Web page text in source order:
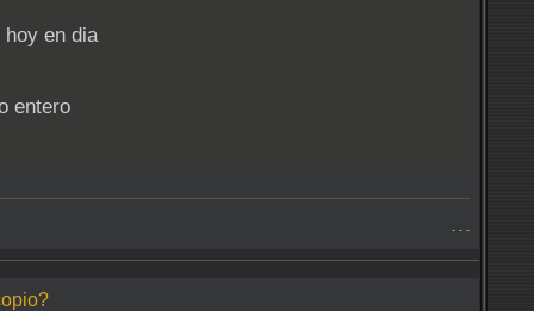
en dia
entero
- - -